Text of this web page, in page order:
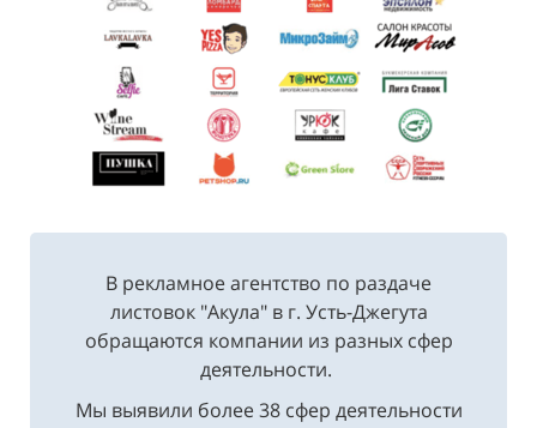
В рекламное агентство по раздаче
листовок "Акула" в г. Усть-Джегута
обращаются компании из разных сфер
деятельности.